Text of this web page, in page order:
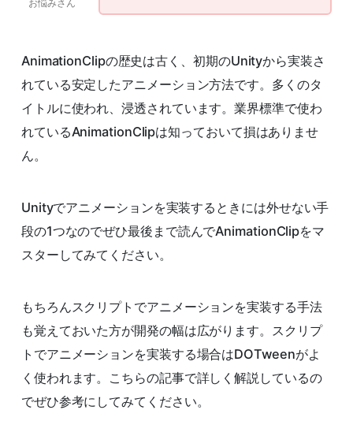
お悩みさん
AnimationClipの歴史は古く、初期のUnityから実装さ
れている安定したアニメーション方法です。多くのタ
イトルに使われ、浸透されています。業界標準で使わ
れているAnimationClipは知っておいて損はありませ
ん。
Unityでアニメーションを実装するときには外せない手
段の1つなのでぜひ最後まで読んでAnimationClipをマ
スターしてみてください。
もちろんスクリプトでアニメーションを実装する手法
も覚えておいた方が開発の幅は広がります。スクリプ
トでアニメーションを実装する場合はDOTweenがよ
く使われます。こちらの記事で詳しく解説しているの
でぜひ参考にしてみてください。